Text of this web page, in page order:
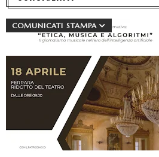
COMUNICATI STAMPA